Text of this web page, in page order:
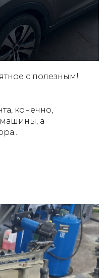
с полезным!
конечно,
а